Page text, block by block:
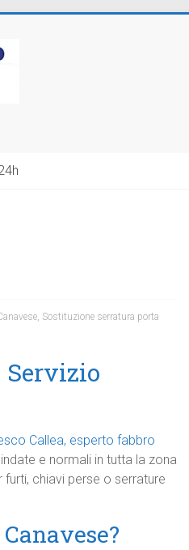
, Sostituzione serratura porta
Servizio
Callea, esperto fabbro
e normali in tutta la zona
furti, chiavi perse o serrature